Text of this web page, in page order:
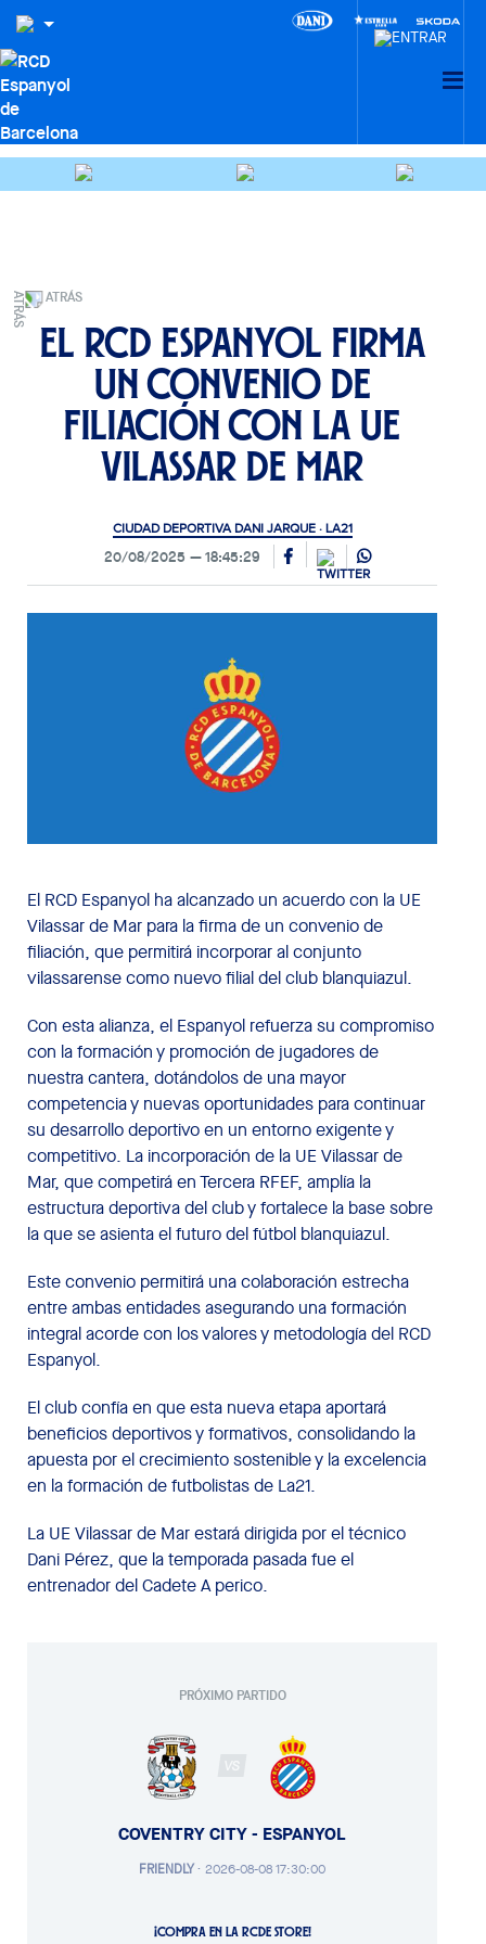
ATRÁS
El RCD Espanyol firma
un convenio de
filiación con la UE
Vilassar de Mar
CIUDAD DEPORTIVA DANI JARQUE · LA21
20/08/2025 18:45:29
El RCD Espanyol ha alcanzado un acuerdo con la UE
Vilassar de Mar para la firma de un convenio de
filiación, que permitirá incorporar al conjunto
vilassarense como nuevo filial del club blanquiazul.
Con esta alianza, el Espanyol refuerza su compromiso
con la formación y promoción de jugadores de
nuestra cantera, dotándolos de una mayor
competencia y nuevas oportunidades para continuar
su desarrollo deportivo en un entorno exigente y
competitivo. La incorporación de la UE Vilassar de
Mar, que competirá en Tercera RFEF, amplía la
estructura deportiva del club y fortalece la base sobre
la que se asienta el futuro del fútbol blanquiazul.
Este convenio permitirá una colaboración estrecha
entre ambas entidades asegurando una formación
integral acorde con los valores y metodología del RCD
Espanyol.
El club confía en que esta nueva etapa aportará
beneficios deportivos y formativos, consolidando la
apuesta por el crecimiento sostenible y la excelencia
en la formación de futbolistas de La21.
La UE Vilassar de Mar estará dirigida por el técnico
Dani Pérez, que la temporada pasada fue el
entrenador del Cadete A perico.
PRÓXIMO PARTIDO
VS
COVENTRY CITY - ESPANYOL
FRIENDLY· 2026-08-08 17:30:00
¡COMPRA EN LA RCDE STORE!